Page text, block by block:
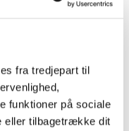
fra tredjepart til
funktioner på sociale
eller tilbagetrække dit
den 1. januar 2020 og